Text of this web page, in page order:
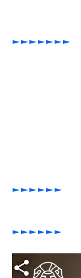
►►►►►►►
►►►►►►
►►►►►►